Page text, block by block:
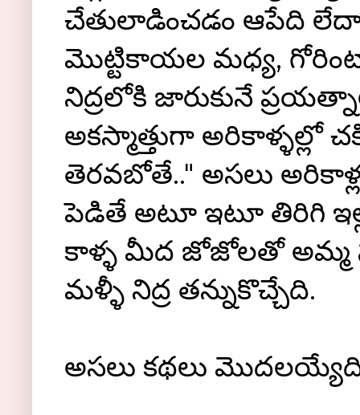
చేతులాడించడం ఆపేది
మొట్టికాయల మధ్య,
నిద్రలోకి జారుకునే
అకస్మాత్తుగా అరికాళ్ళల్లో
తెరవబోతే.." అసలు
పెడితే అటూ ఇటూ తిరిగి
కాళ్ళ మీద జోజోలతో అమ్మ
మళ్ళీ నిద్ర తన్నుకొచ్చేది.
అసలు కథలు